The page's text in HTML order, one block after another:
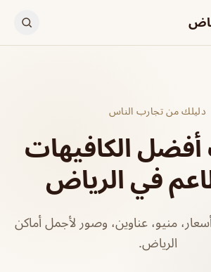
دليلك من تجارب الناس
الكافيهات
في الرياض
منيو، عناوين، وصور لأجمل أماكن
الرياض.